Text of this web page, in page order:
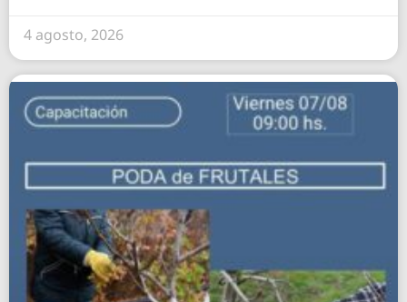
4 agosto, 2026